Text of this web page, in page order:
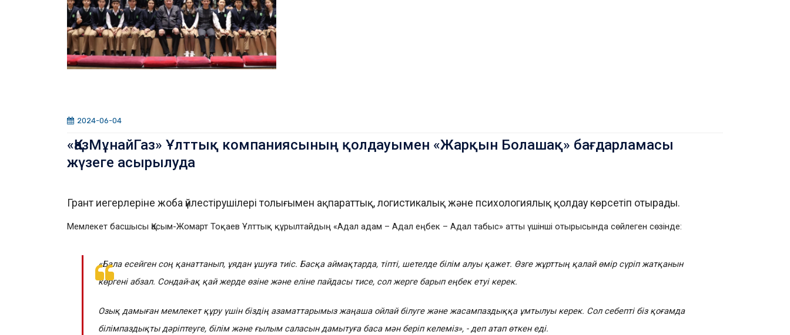
2024-06-04
«ҚазМұнайГаз» Ұлттық компаниясының қолдауымен «Жарқын Болашақ» бағдарламасы
жүзеге асырылуда
Грант иегерлеріне жоба үйлестірушілері толығымен ақпараттық, логистикалық және психологиялық қолдау көрсетіп отырады.
Мемлекет басшысы Қасым-Жомарт Тоқаев Ұлттық құрылтайдың «Адал адам – Адал еңбек – Адал табыс» атты үшінші отырысында сөйлеген сөзінде:
«Бала есейген соң қанаттанып, ұядан ұшуға тиіс. Басқа аймақтарда, тіпті, шетелде білім алуы қажет. Өзге жұрттың қалай өмір сүріп жатқанын
көргені абзал. Сондай-ақ қай жерде өзіне және еліне пайдасы тисе, сол жерге барып еңбек етуі керек.
Озық дамыған мемлекет құру үшін біздің азаматтарымыз жаңаша ойлай білуге және жасампаздыққа ұмтылуы керек. Сол себепті біз қоғамда
білімпаздықты дәріптеуге, білім және ғылым саласын дамытуға баса мән беріп келеміз», - деп атап өткен еді.